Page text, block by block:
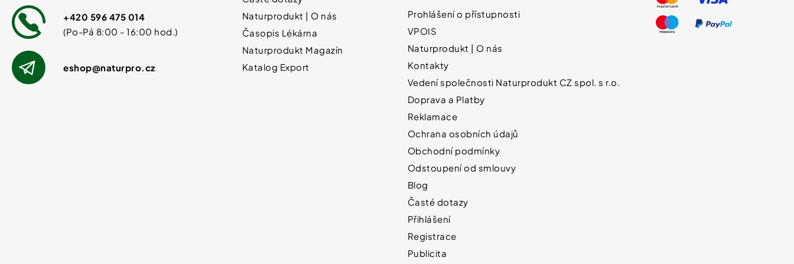
eshop@naturpro.cz
+420 596 475 014
Naturprodukt | O nás
Časopis Lékárna
Naturprodukt Magazín
Katalog Export
Prohlášení o přístupnosti
VPOIS
Naturprodukt | O nás
Kontakty
Vedení společnosti Naturprodukt CZ spol. s r.o.
Doprava a Platby
Reklamace
Ochrana osobních údajů
Obchodní podmínky
Odstoupení od smlouvy
Blog
Časté dotazy
Přihlášení
Registrace
Publicita